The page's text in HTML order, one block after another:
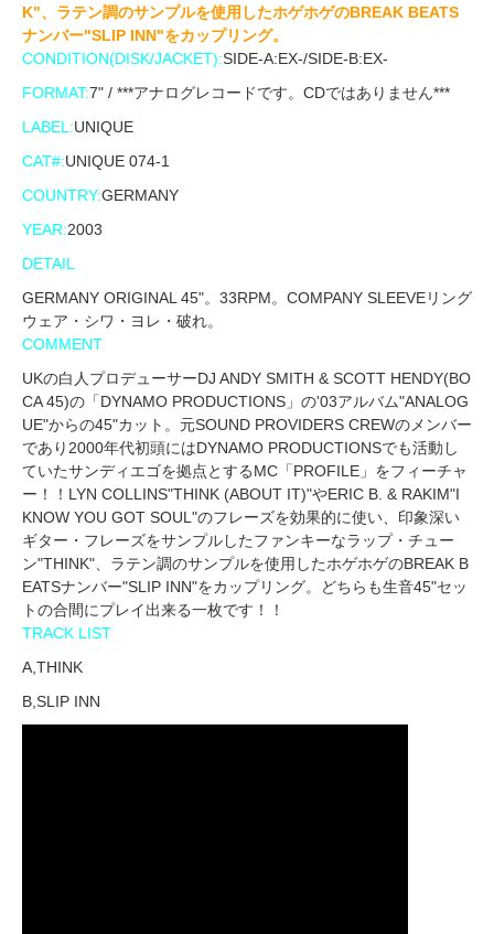
K"、ラテン調のサンプルを使用したホゲホゲのBREAK BEATS
ナンバー"SLIP INN"をカップリング。
CONDITION(DISK/JACKET):SIDE-A:EX-/SIDE-B:EX-
FORMAT:7" / ***アナログレコードです。CDではありません***
LABEL:UNIQUE
CAT#:UNIQUE 074-1
COUNTRY:GERMANY
YEAR:2003
DETAIL
GERMANY ORIGINAL 45"。33RPM。COMPANY SLEEVEリング
ウェア・シワ・ヨレ・破れ。
COMMENT
UKの白人プロデューサーDJ ANDY SMITH & SCOTT HENDY(BO
CA 45)の「DYNAMO PRODUCTIONS」の'03アルバム"ANALOG
UE"からの45"カット。元SOUND PROVIDERS CREWのメンバー
であり2000年代初頭にはDYNAMO PRODUCTIONSでも活動し
ていたサンディエゴを拠点とするMC「PROFILE」をフィーチャ
ー！！LYN COLLINS"THINK (ABOUT IT)"やERIC B. & RAKIM"I
KNOW YOU GOT SOUL"のフレーズを効果的に使い、印象深い
ギター・フレーズをサンプルしたファンキーなラップ・チュー
ン"THINK"、ラテン調のサンプルを使用したホゲホゲのBREAK B
EATSナンバー"SLIP INN"をカップリング。どちらも生音45"セッ
トの合間にプレイ出来る一枚です！！
TRACK LIST
A,THINK
B,SLIP INN